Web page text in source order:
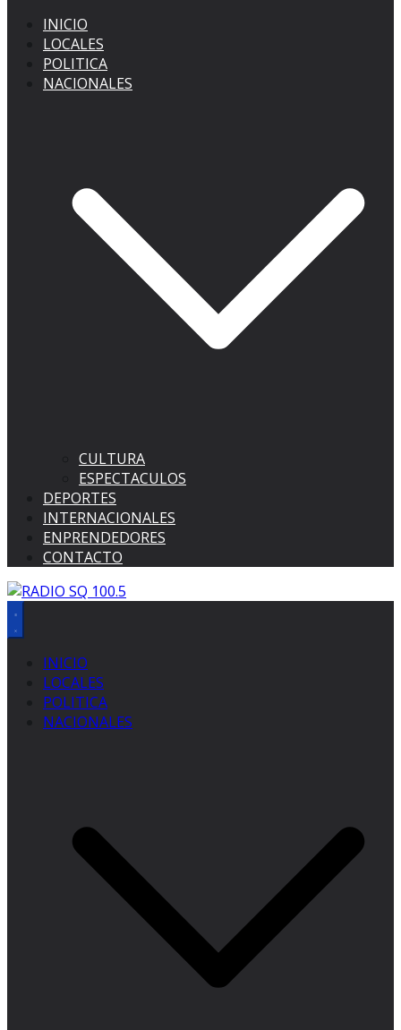
INICIO
LOCALES
POLITICA
NACIONALES
CULTURA
ESPECTACULOS
DEPORTES
INTERNACIONALES
ENPRENDEDORES
CONTACTO
INICIO
LOCALES
POLITICA
NACIONALES